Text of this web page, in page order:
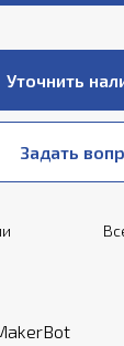
Уточнить
Задать